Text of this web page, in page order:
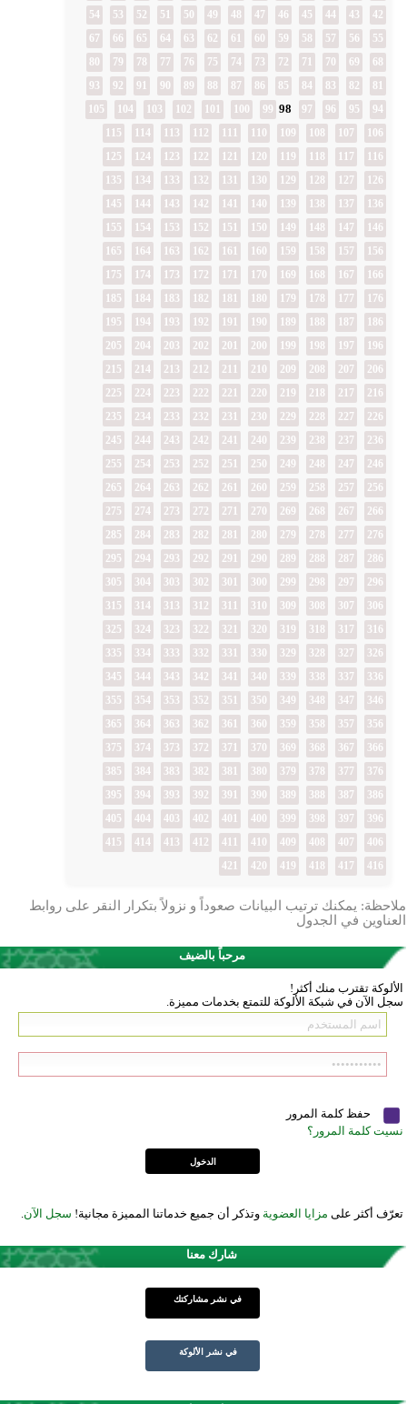
42
43
44
45
46
47
48
49
50
51
52
53
54
55
56
57
58
59
60
61
62
63
64
65
66
67
68
69
70
71
72
73
74
75
76
77
78
79
80
81
82
83
84
85
86
87
88
89
90
91
92
93
94
95
96
97
99
102
103
104
105
106
107
108
109
112
113
114
115
116
117
118
119
120
121
122
123
124
125
126
127
128
129
130
131
132
133
134
135
136
137
138
139
140
141
142
143
144
145
146
147
148
149
150
151
152
153
154
155
156
157
158
159
160
161
162
163
164
165
166
167
168
169
170
171
172
173
174
175
176
177
178
179
180
181
182
183
184
185
186
187
188
189
190
191
192
193
194
195
196
197
198
199
200
201
202
203
204
205
206
207
208
209
210
211
212
213
214
215
216
217
218
219
220
221
222
223
224
225
226
227
228
229
230
231
232
233
234
235
236
237
238
239
240
241
242
243
244
245
246
247
248
249
250
251
252
253
254
255
256
257
258
259
260
261
262
263
264
265
266
267
268
269
270
271
272
273
274
275
276
277
278
279
280
281
282
283
284
285
286
287
288
289
290
291
292
293
294
295
296
297
298
299
300
301
302
303
304
305
306
307
308
309
310
311
312
313
314
315
316
317
318
319
320
321
322
323
324
325
326
327
328
329
330
331
332
333
334
335
336
337
338
339
340
341
342
343
344
345
346
347
348
349
350
351
352
353
354
355
356
357
358
359
360
361
362
363
364
365
366
367
368
369
370
371
372
373
374
375
376
377
378
379
380
381
382
383
384
385
386
387
388
389
390
391
392
393
394
395
396
397
398
399
400
401
402
403
404
405
406
407
408
409
410
411
412
413
414
415
416
417
418
419
420
421
ملاحظة: يمكنك ترتيب البيانات صعوداً و نزولاً بتكرار النقر على روابط
العناوين في الجدول
مرحباً بالضيف
الألوكة تقترب منك أكثر!
سجل الآن في شبكة الألوكة للتمتع بخدمات مميزة.
حفظ كلمة المرور
نسيت كلمة المرور؟
تعرّف أكثر على مزايا العضوية وتذكر أن جميع خدماتنا المميزة مجانية! سجل الآن.
شارك معنا
في نشر مشاركتك
في نشر الألوكة